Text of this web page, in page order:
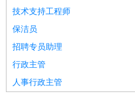
技术支持工程师
保洁员
招聘专员助理
行政主管
人事行政主管